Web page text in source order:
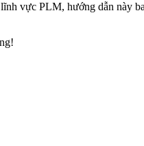
vực PLM, hướng dẫn này